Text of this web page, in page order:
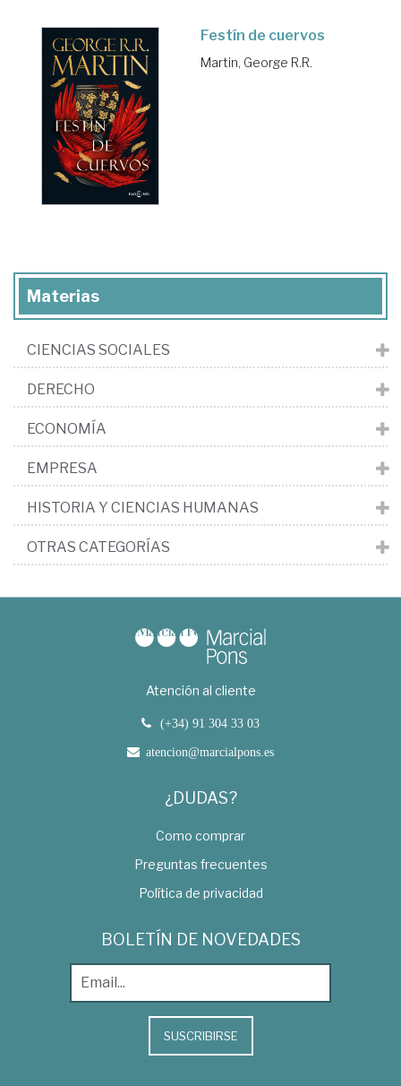
Festín de cuervos
Martin, George R.R.
Materias
CIENCIAS SOCIALES
DERECHO
ECONOMÍA
EMPRESA
HISTORIA Y CIENCIAS HUMANAS
OTRAS CATEGORÍAS
Atención al cliente
(+34) 91 304 33 03
atencion@marcialpons.es
¿DUDAS?
Como comprar
Preguntas frecuentes
Política de privacidad
BOLETÍN DE NOVEDADES
SUSCRIBIRSE